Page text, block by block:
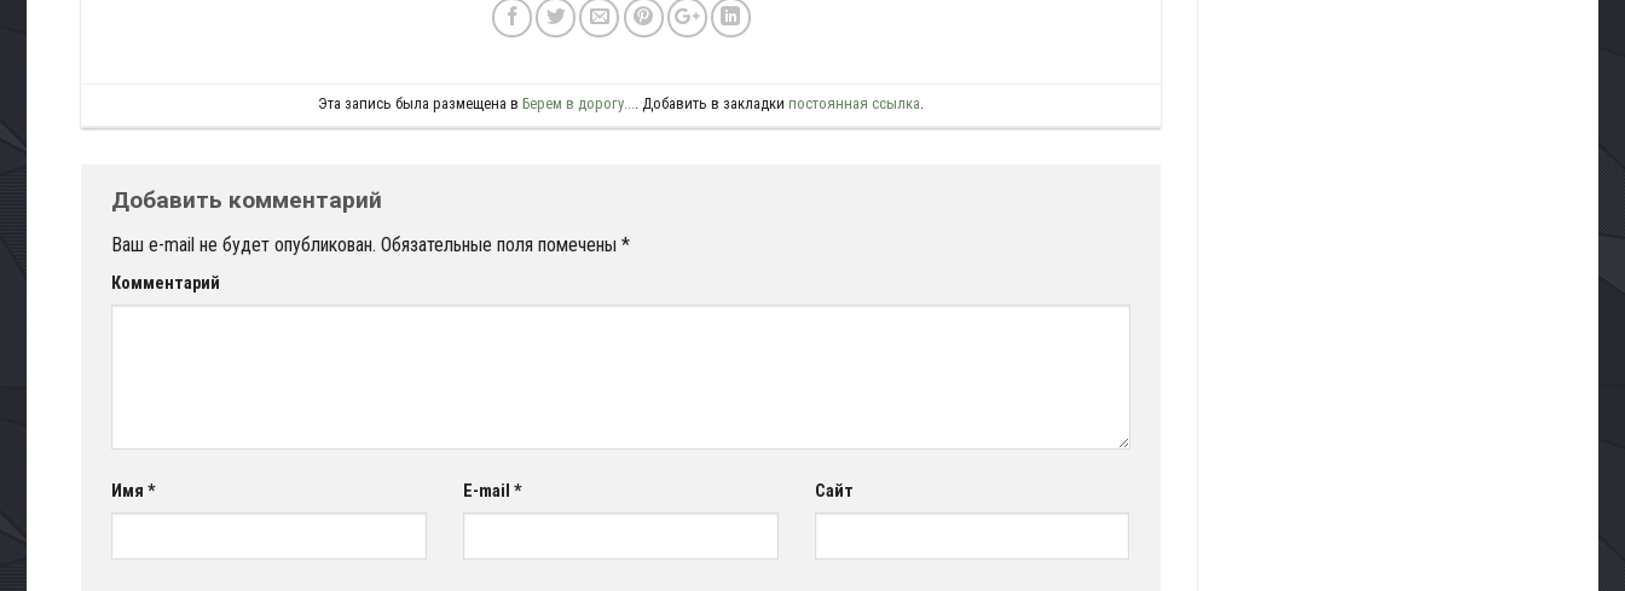
Эта запись была размещена в Берем в дорогу... . Добавить в закладки постоянная ссылка
Добавить комментарий
Ваш e-mail не будет опубликован. Обязательные поля помечены *
Комментарий
Имя * E-mail * Сайт